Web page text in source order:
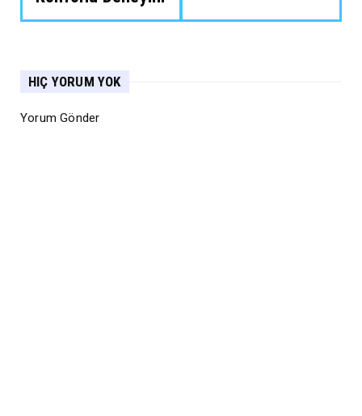
HIÇ YORUM YOK
Yorum Gönder